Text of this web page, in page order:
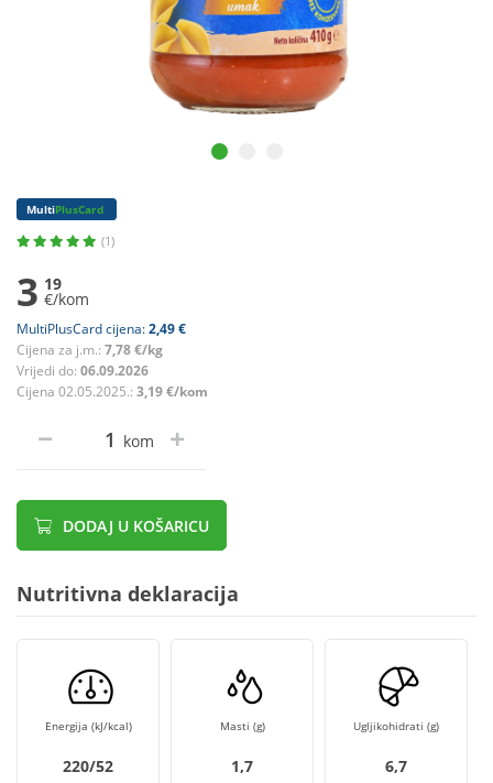
MultiPlusCard
(1)
3 19
€/kom
MultiPlusCard cijena:2,49 €
Cijena za j.m.: 7,78 €/kg
Vrijedi do: 06.09.2026
Cijena 02.05.2025.: 3,19 €/kom
kom
DODAJ U KOŠARICU
Nutritivna deklaracija
Energija (kJ/kcal)
220/52
Masti (g)
1,7
Ugljikohidrati (g)
6,7